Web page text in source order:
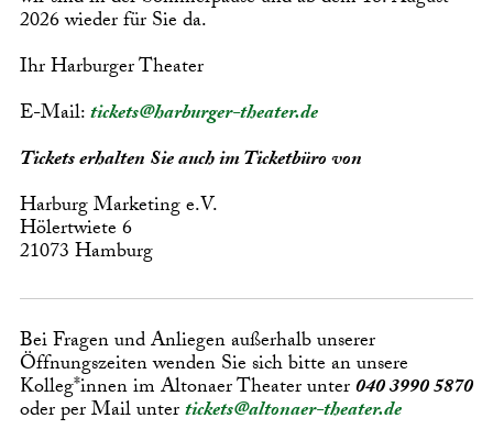
2026 wieder für Sie da.
Ihr Harburger Theater
E-Mail:tickets@harburger-theater.de
Tickets erhalten Sie auch im Ticketbüro von
Harburg Marketing e.V.
Hölertwiete 6
21073 Hamburg
Bei Fragen und Anliegen außerhalb unserer
Öffnungszeiten wenden Sie sich bitte an unsere
Kolleg*innen im Altonaer Theater unter040 3990 5870
oder per Mail untertickets@altonaer-theater.de